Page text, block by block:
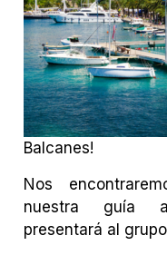
Balcanes!
Nos
nuestra guía
presentará al